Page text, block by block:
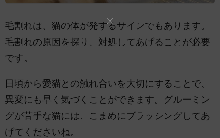
毛割れは、猫の体が発するサインでもあります。
毛割れの原因を探り、対処してあげることが必要
です。
日頃から愛猫との触れ合いを大切にすることで、
異変にも早く気づくことができます。グルーミン
グが苦手な猫には、こまめにブラッシングしてあ
げてくださいね。